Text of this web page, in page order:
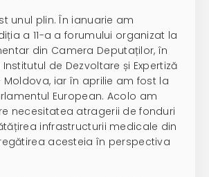
unul plin. În ianuarie am
a 11-a a forumului organizat la
din Camera Deputaților, în
de Dezvoltare și Expertiză
Moldova, iar în aprilie am fost la
European. Acolo am
necesitatea atragerii de fonduri
infrastructurii medicale din
acesteia în perspectiva